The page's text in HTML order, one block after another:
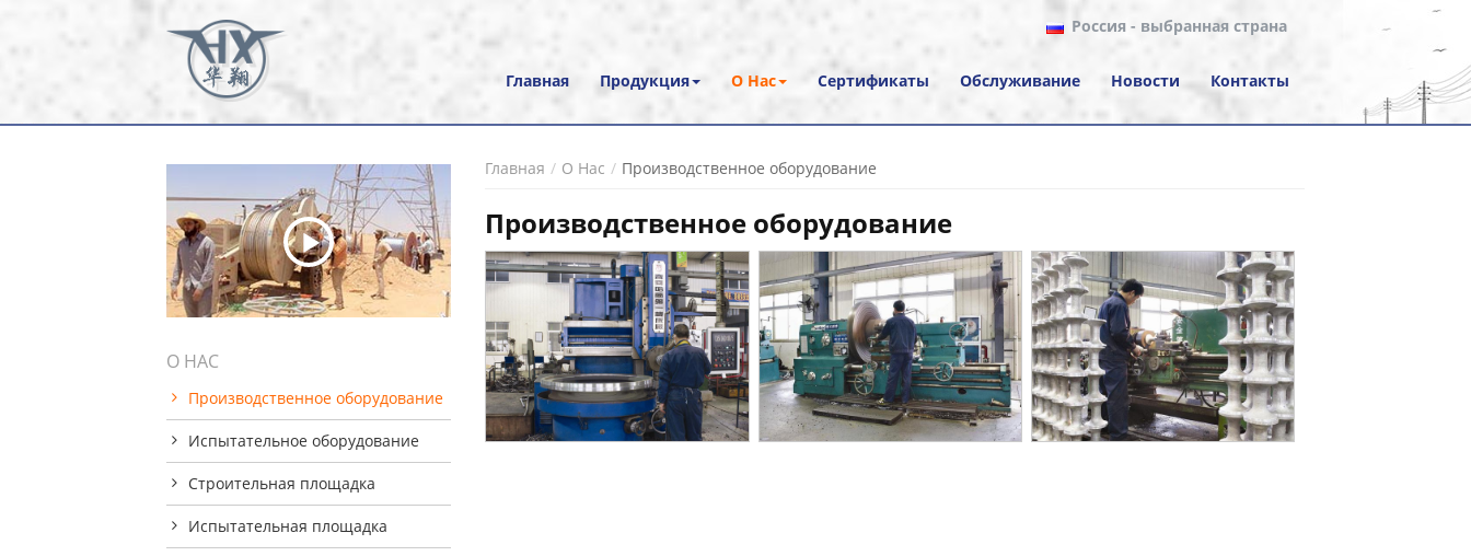
Россия - выбранная страна
Главная Продукция О Нас Сертификаты Обслуживание Новости Контакты
Главная О Нас Производственное оборудование
Производственное оборудование
О НАС
Производственное оборудование
Испытательное оборудование
Строительная площадка
Испытательная площадка